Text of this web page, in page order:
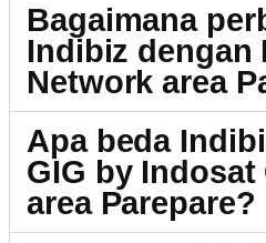
Bagaimana
Indibiz dengan
Network area
Apa beda
GIG by Indosat
area Parepare?